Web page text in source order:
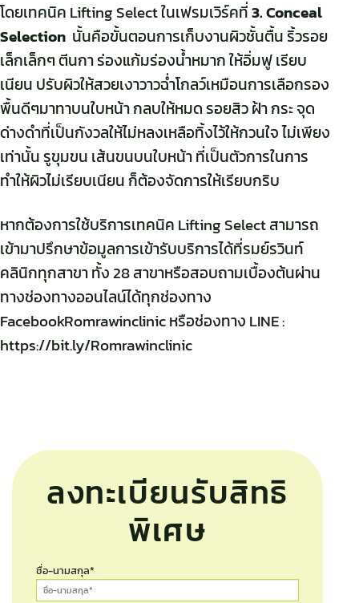
โดยเทคนิค Lifting Select ในเฟรมเวิร์คที่3. Conceal
Selection นั้นคือขั้นตอนการเก็บงานผิวชั้นตื้น ริ้วรอย
เล็กเล็กๆ ตีนกา ร่องแก้มร่องน้ำหมาก ให้อิ่มฟู เรียบ
เนียน ปรับผิวให้สวยเงาวาวฉ่ำโกลว์เหมือนการเลือกรอง
พื้นดีๆมาทาบนใบหน้า กลบให้หมด รอยสิว ฝ้า กระ จุด
ด่างดำที่เป็นกังวลให้ไม่หลงเหลือทิ้งไว้ให้กวนใจ ไม่เพียง
เท่านั้น รูขุมขน เส้นขนบนใบหน้า ที่เป็นตัวการในการ
ทำให้ผิวไม่เรียบเนียน ก็ต้องจัดการให้เรียบกริบ
หากต้องการใช้บริการเทคนิค Lifting Select สามารถ
เข้ามาปรึกษาข้อมูลการเข้ารับบริการได้ที่รมย์รวินท์
คลินิกทุกสาขา ทั้ง 28 สาขาหรือสอบถามเบื้องต้นผ่าน
ทางช่องทางออนไลน์ได้ทุกช่องทาง
FacebookRomrawinclinicหรือช่องทาง LINE :
https://bit.ly/Romrawinclinic
ลงทะเบียนรับสิทธิ
พิเศษ
ชื่อ-นามสกุล*